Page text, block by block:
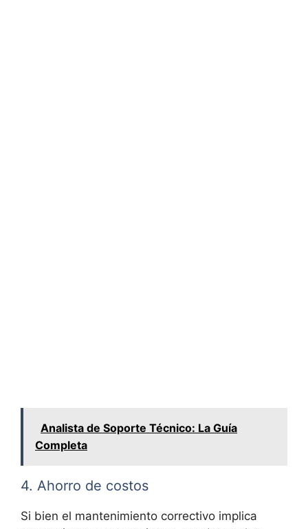
Analista de Soporte Técnico: La Guía
Completa
4. Ahorro de costos
Si bien el mantenimiento correctivo implica